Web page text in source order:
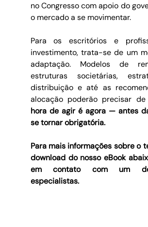
no Congresso com apoio do
o mercado a se movimentar.
Para os escritórios e
investimento, trata-se de um
adaptação. Modelos de
estruturas societárias,
distribuição e até as
alocação poderão precisar
hora de agir é agora — antes
se tornar obrigatória.
Para mais informações sobre o
download do nosso eBook
em contato com um
especialistas.